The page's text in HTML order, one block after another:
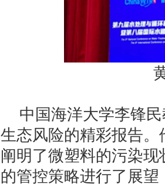
中国海洋大学李锋
生态风险的精彩报告
阐明了微塑料的污染
的管控策略进行了展